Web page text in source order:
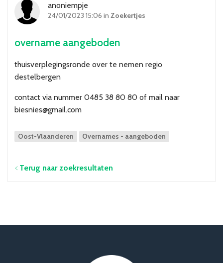
anoniempje
24/01/2023 15:06 inZoekertjes
overname aangeboden
thuisverplegingsronde over te nemen regio
destelbergen
contact via nummer 0485 38 80 80 of mail naar
biesnies@gmail.com
Oost-Vlaanderen Overnames - aangeboden
Terug naar zoekresultaten
Lid worden